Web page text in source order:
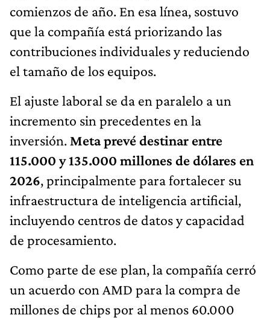
comienzos de año. En esa línea, sostuvo
que la compañía está priorizando las
contribuciones individuales y reduciendo
el tamaño de los equipos.
El ajuste laboral se da en paralelo a un
incremento sin precedentes en la
inversión. Meta prevé destinar entre
115.000 y 135.000 millones de dólares en
2026, principalmente para fortalecer su
infraestructura de inteligencia artificial,
incluyendo centros de datos y capacidad
de procesamiento.
Como parte de ese plan, la compañía cerró
un acuerdo con AMD para la compra de
millones de chips por al menos 60.000